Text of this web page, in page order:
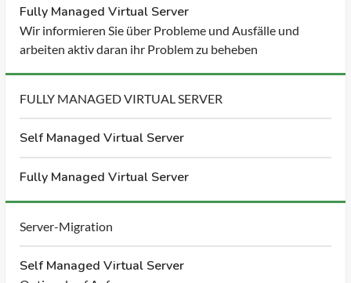
Fully Managed Virtual Server
Wir informieren Sie über Probleme und Ausfälle und
arbeiten aktiv daran ihr Problem zu beheben
FULLY MANAGED VIRTUAL SERVER
Self Managed Virtual Server
Fully Managed Virtual Server
Server-Migration
Self Managed Virtual Server